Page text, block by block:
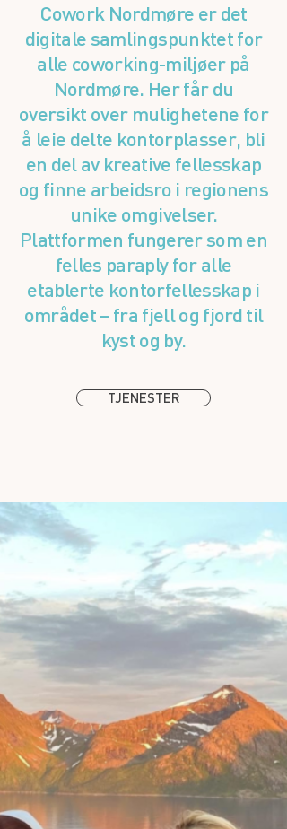
Cowork Nordmøre er det
digitale samlingspunktet for
alle coworking-miljøer på
Nordmøre. Her får du
oversikt over mulighetene for
å leie delte kontorplasser, bli
en del av kreative fellesskap
og finne arbeidsro i regionens
unike omgivelser.
Plattformen fungerer som en
felles paraply for alle
etablerte kontorfellesskap i
området – fra fjell og fjord til
kyst og by.
TJENESTER